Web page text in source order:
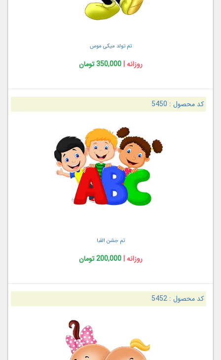
تم تولد میکی موس
روزانه |350,000 تومان
کد محصول : 5450
تم جشن الفبا
روزانه |200,000 تومان
کد محصول :5452